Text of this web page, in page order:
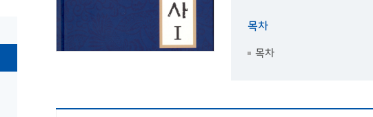
목차
목차